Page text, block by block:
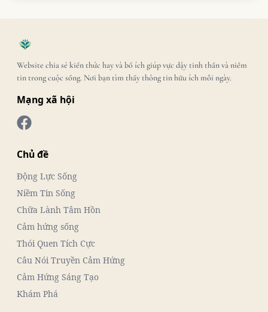
Website chia sẻ kiến thức hay và bổ ích giúp vực dậy tinh thần và niềm
tin trong cuộc sống. Nơi bạn tìm thấy thông tin hữu ích mỗi ngày.
Mạng xã hội
Chủ đề
Động Lực Sống
Niềm Tin Sống
Chữa Lành Tâm Hồn
Cảm hứng sống
Thói Quen Tích Cực
Câu Nói Truyền Cảm Hứng
Cảm Hứng Sáng Tạo
Khám Phá